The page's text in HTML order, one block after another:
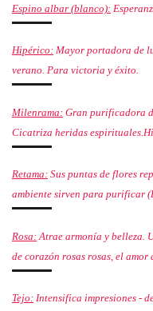
Espino albar (blanco):
Hipérico: Mayor portadora de
verano. Para victoria y éxito.
Milenrama: Gran purificadora
Cicatriza heridas
Retama: Sus puntas de flores
ambiente sirven para purificar
Rosa: Atrae armonía y belleza.
de corazón rosas rosas, el amor
Tejo: Intensifica impresiones -